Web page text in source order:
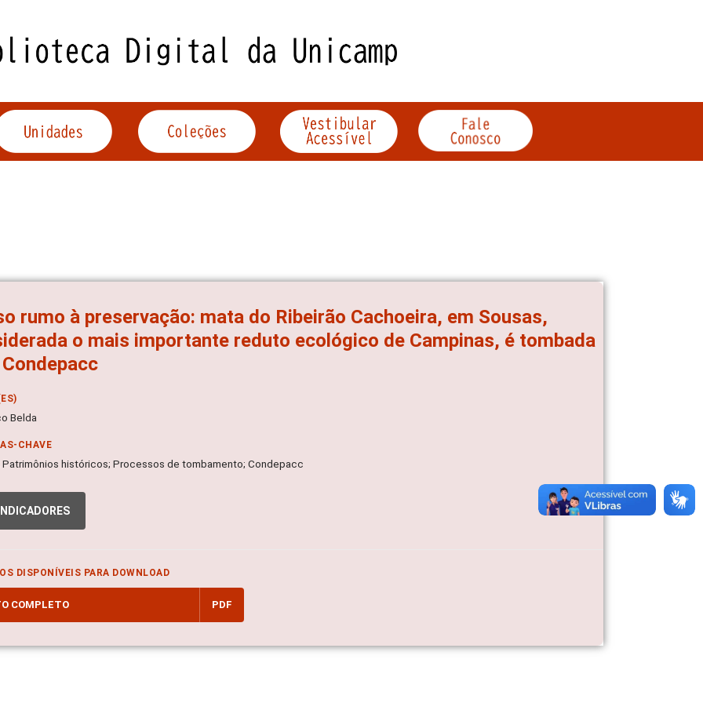
rumo à preservação: mata do Ribeirão Cachoeira, em Sousas,
o mais importante reduto ecológico de Campinas, é tombada
Belda
CHAVE
Patrimônios históricos; Processos de tombamento; Condepacc
INDICADORES
DISPONÍVEIS PARA DOWNLOAD
COMPLETO PDF